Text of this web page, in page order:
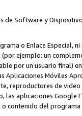
de Software y
o Enlace Especial,
ejemplo: un
por un usuario final)
Móviles
reproductores de
las aplicaciones
o contenido del